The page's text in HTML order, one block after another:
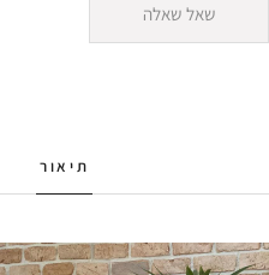
שאל שאלה
תיאור